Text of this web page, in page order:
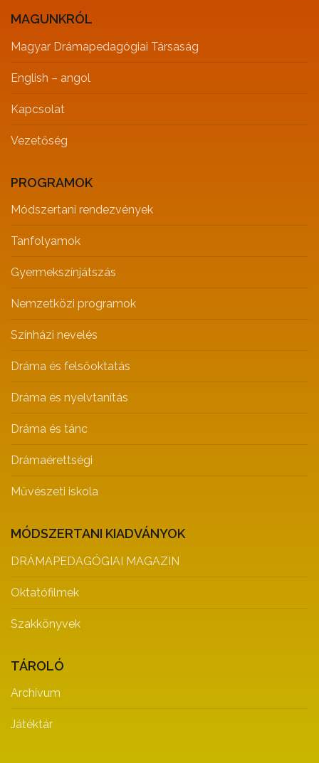
MAGUNKRÓL
Magyar Drámapedagógiai Társaság
English – angol
Kapcsolat
Vezetőség
PROGRAMOK
Módszertani rendezvények
Tanfolyamok
Gyermekszínjátszás
Nemzetközi programok
Színházi nevelés
Dráma és felsőoktatás
Dráma és nyelvtanítás
Dráma és tánc
Drámaérettségi
Művészeti iskola
MÓDSZERTANI KIADVÁNYOK
DRÁMAPEDAGÓGIAI MAGAZIN
Oktatófilmek
Szakkönyvek
TÁROLÓ
Archívum
Játéktár